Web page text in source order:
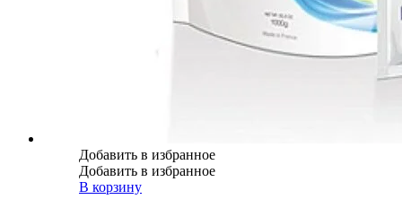
Добавить в избранное
Добавить в избранное
В корзину